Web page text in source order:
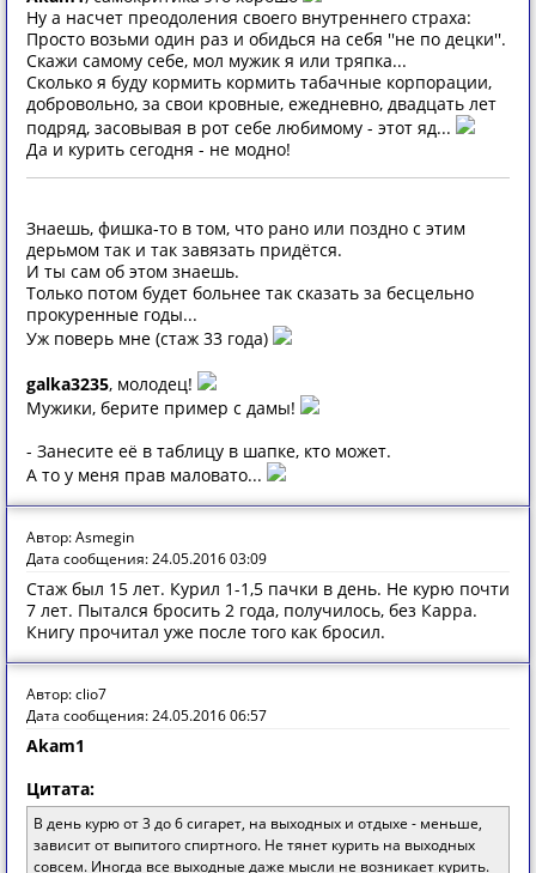
Ну а насчет преодоления своего внутреннего страха:
Просто возьми один раз и обидься на себя ''не по децки''.
Скажи самому себе, мол мужик я или тряпка...
Сколько я буду кормить кормить табачные корпорации,
добровольно, за свои кровные, ежедневно, двадцать лет
подряд, засовывая в рот себе любимому - этот яд...
Да и курить сегодня - не модно!
Знаешь, фишка-то в том, что рано или поздно с этим
дерьмом так и так завязать придётся.
И ты сам об этом знаешь.
Только потом будет больнее так сказать за бесцельно
прокуренные годы...
Уж поверь мне (стаж 33 года)
galka3235, молодец!
Мужики, берите пример с дамы!
- Занесите её в таблицу в шапке, кто может.
А то у меня прав маловато...
Автор: Asmegin
Дата сообщения: 24.05.2016 03:09
Стаж был 15 лет. Курил 1-1,5 пачки в день. Не курю почти
7 лет. Пытался бросить 2 года, получилось, без Карра.
Книгу прочитал уже после того как бросил.
Автор: clio7
Дата сообщения: 24.05.2016 06:57
Akam1
Цитата:
В день курю от 3 до 6 сигарет, на выходных и отдыхе - меньше,
зависит от выпитого спиртного. Не тянет курить на выходных
совсем. Иногда все выходные даже мысли не возникает курить.